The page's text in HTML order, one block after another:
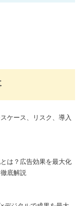
ケース、リスク、導入
は？広告効果を最大化
底解説